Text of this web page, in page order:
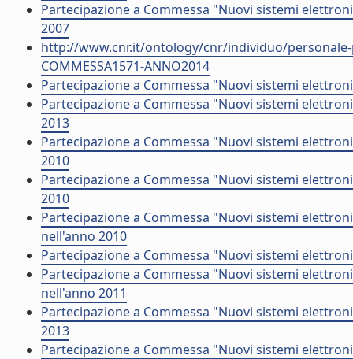
Partecipazione a Commessa "Nuovi sistemi
2007
http://www.cnr.it/ontology/cnr/individuo/
COMMESSA1571-ANNO2014
Partecipazione a Commessa "Nuovi sistemi
Partecipazione a Commessa "Nuovi sistemi
2013
Partecipazione a Commessa "Nuovi sistemi
2010
Partecipazione a Commessa "Nuovi sistemi
2010
Partecipazione a Commessa "Nuovi sistemi
nell'anno 2010
Partecipazione a Commessa "Nuovi sistemi
Partecipazione a Commessa "Nuovi sistemi
nell'anno 2011
Partecipazione a Commessa "Nuovi sistemi
2013
Partecipazione a Commessa "Nuovi sistemi